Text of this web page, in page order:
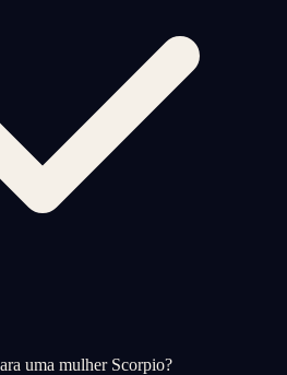
uma mulher Scorpio?